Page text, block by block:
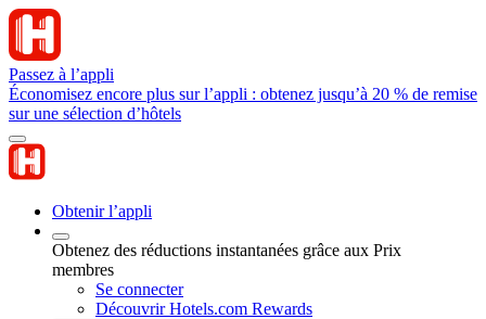
Passez à l’appli
Économisez encore plus sur l’appli : obtenez jusqu’à 20 % de remise
sur une sélection d’hôtels
Obtenir l’appli
Obtenez des réductions instantanées grâce aux Prix
membres
Se connecter
Découvrir Hotels.com Rewards